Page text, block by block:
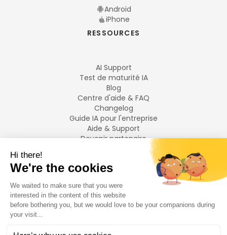
Android
iPhone
RESSOURCES
AI Support
Test de maturité IA
Blog
Centre d'aide & FAQ
Changelog
Guide IA pour l'entreprise
Aide & Support
Devenir partenaire
LANGUES
Français
English